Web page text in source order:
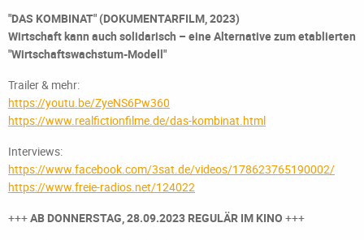
"DAS KOMBINAT" (DOKUMENTARFILM, 2023)
Wirtschaft kann auch solidarisch – eine Alternative zum etablierten
"Wirtschaftswachstum-Modell"
Trailer & mehr:
https://youtu.be/ZyeNS6Pw360
https://www.realfictionfilme.de/das-kombinat.html
Interviews:
https://www.facebook.com/3sat.de/videos/178623765190002/
https://www.freie-radios.net/124022
+++AB DONNERSTAG, 28.09.2023 REGULÄR IM KINO +++